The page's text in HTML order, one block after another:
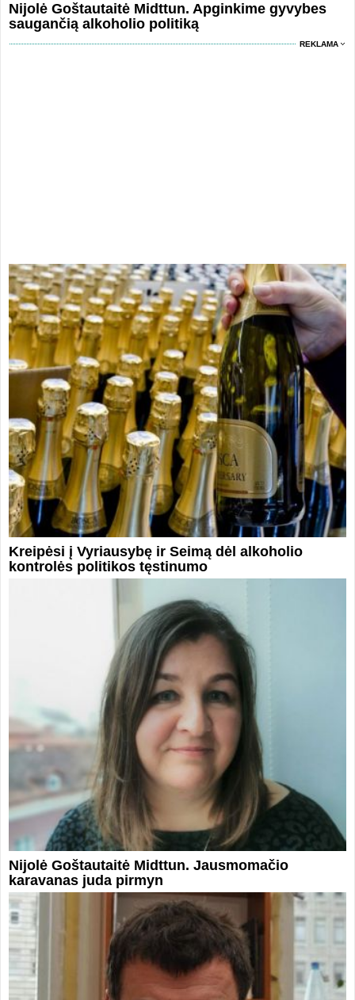
Nijolė Goštautaitė Midttun. Apginkime gyvybes
saugančią alkoholio politiką
REKLAMA
Kreipėsi į Vyriausybę ir Seimą dėl alkoholio
kontrolės politikos tęstinumo
Nijolė Goštautaitė Midttun. Jausmomačio
karavanas juda pirmyn